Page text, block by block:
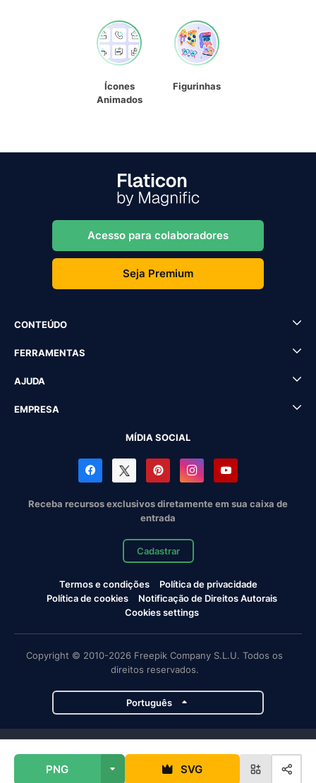
PNG SVG
Ícones
Animados
Figurinhas
Acesso para colaboradores
Seja Premium
CONTEÚDO
FERRAMENTAS
AJUDA
EMPRESA
MÍDIA SOCIAL
Receba recursos exclusivos diretamente em sua caixa de
entrada
Cadastrar
Termos e condições
Política de privacidade
Política de cookies
Notificação de Direitos Autorais
Cookies settings
Copyright © 2010-2026 Freepik Company S.L.U. Todos os
direitos reservados.
Português